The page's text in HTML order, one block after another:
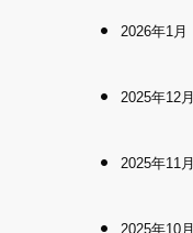
2026年1月
2025年12月
2025年11月
2025年10月